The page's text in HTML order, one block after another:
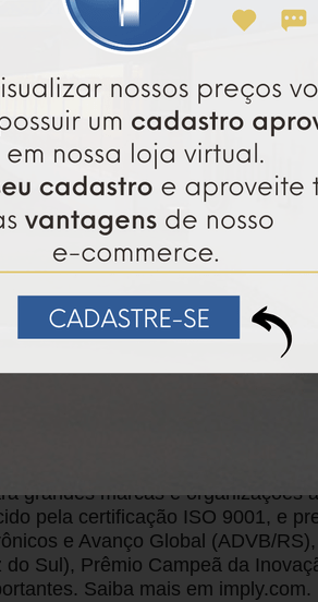
seus equipamentos com os
oferece, você mantém seus
desenvolvidas com
para entregar maiseficiência,
presença em mais de 125
no país. A Imply® desenvolve
Gestão de Sócios,
constante inovação e
o que garante alto
a Imply® vem consolidando
grandes marcas e organizações
pela certificação ISO 9001, e
e Avanço Global (ADVB/
Sul), Prêmio Campeã da
Saiba mais em imply.com.